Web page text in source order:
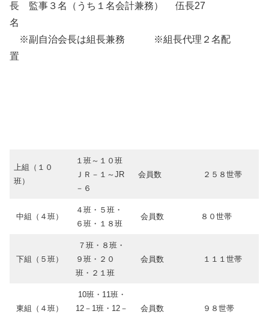
長 監事３名（うち１名会計兼務） 伍長27
名
※副自治会長は組長兼務 ※組長代理２名配
置
上組（１０
班）
１班～１０班
ＪＲ－１～JR
－６
会員数 ２５８世帯
中組（４班）
４班・５班・
６班・１８班
会員数 ８０世帯
下組（５班）
７班・８班・
９班・２０
班・２１班
会員数 １１１世帯
東組（４班）
10班・11班・
12－1班・12－
会員数 ９８世帯